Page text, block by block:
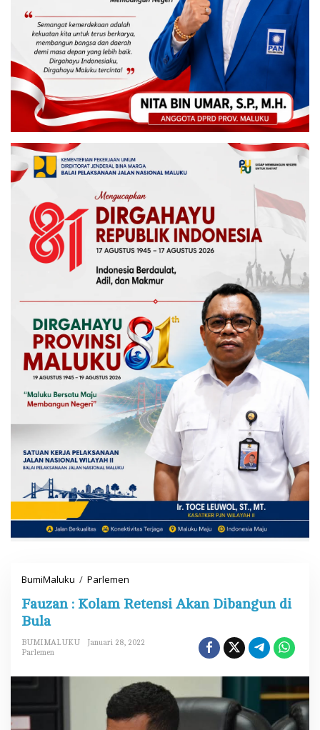
BumiMaluku / Parlemen
u
n
:
l
a
R
Fauzan : Kolam Retensi Akan Dibangun di
Bula
BUMIMALUKU
Januari 28, 2022
Parlemen